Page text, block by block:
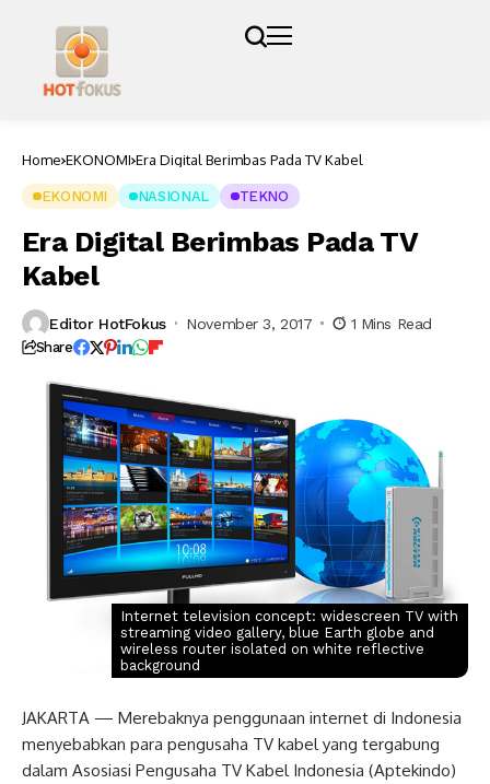
Home EKONOMI Era Digital Berimbas Pada TV Kabel
EKONOMI NASIONAL TEKNO
Era Digital Berimbas Pada TV
Kabel
Editor HotFokus November 3, 2017 1 Mins Read
Share
Internet television concept: widescreen TV with
streaming video gallery, blue Earth globe and
wireless router isolated on white reflective
background
JAKARTA — Merebaknya penggunaan internet di Indonesia
menyebabkan para pengusaha TV kabel yang tergabung
dalam Asosiasi Pengusaha TV Kabel Indonesia (Aptekindo)